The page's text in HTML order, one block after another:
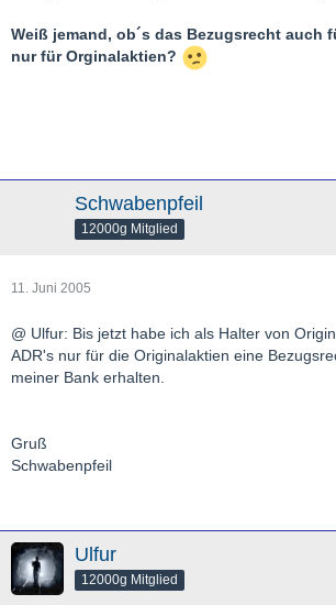
Weiß jemand, ob´s das Bezugsrecht auch
nur für Orginalaktien?
Schwabenpfeil
12000g Mitglied
11. Juni 2005
@ Ulfur: Bis jetzt habe ich als Halter von
ADR's nur für die Originalaktien eine
meiner Bank erhalten.
Gruß
Schwabenpfeil
Ulfur
12000g Mitglied